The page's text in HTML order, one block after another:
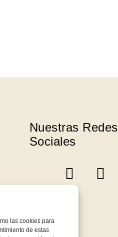
las cookies para
de estas
Nuestras Redes
Sociales